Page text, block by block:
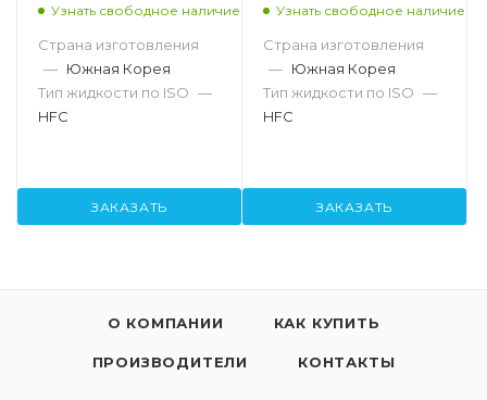
Узнать свободное наличие
Страна изготовления
— Южная Корея
Тип жидкости по ISO —
HFC
ЗАКАЗАТЬ
Узнать свободное наличие
Страна изготовления
— Южная Корея
Тип жидкости по ISO —
HFC
ЗАКАЗАТЬ
О КОМПАНИИ КАК КУПИТЬ
ПРОИЗВОДИТЕЛИ КОНТАКТЫ